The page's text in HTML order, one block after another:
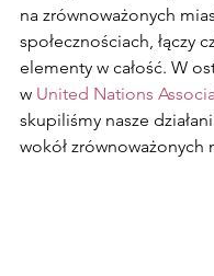
na zrównoważonych
społecznościach, łączy
elementy w całość. W
w United Nations
skupiliśmy nasze
wokół zrównoważonych